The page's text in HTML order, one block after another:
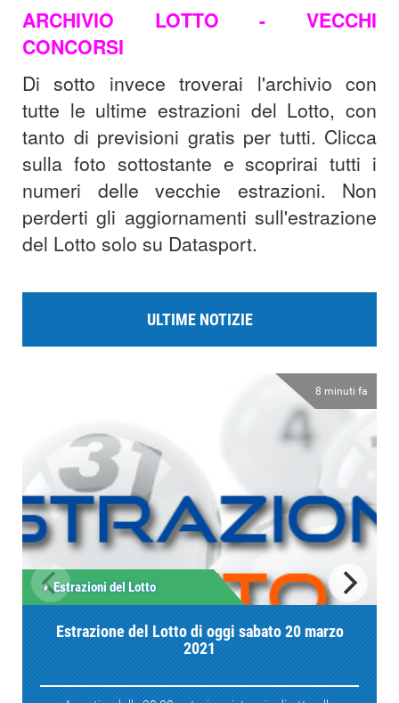
ARCHIVIO LOTTO - VECCHI
CONCORSI
Di sotto invece troverai l'archivio con
tutte le ultime estrazioni del Lotto, con
tanto di previsioni gratis per tutti. Clicca
sulla foto sottostante e scoprirai tutti i
numeri delle vecchie estrazioni. Non
perderti gli aggiornamenti sull'estrazione
del Lotto solo su Datasport.
ULTIME NOTIZIE
8 minuti fa
Estrazioni del Lotto
Estrazione del Lotto di oggi sabato 20 marzo
2021